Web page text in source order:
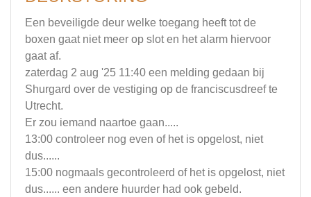
Een beveiligde deur welke toegang heeft tot de
boxen gaat niet meer op slot en het alarm hiervoor
gaat af.
zaterdag 2 aug '25 11:40 een melding gedaan bij
Shurgard over de vestiging op de franciscusdreef te
Utrecht.
Er zou iemand naartoe gaan.....
13:00 controleer nog even of het is opgelost, niet
dus......
15:00 nogmaals gecontroleerd of het is opgelost, niet
dus...... een andere huurder had ook gebeld.